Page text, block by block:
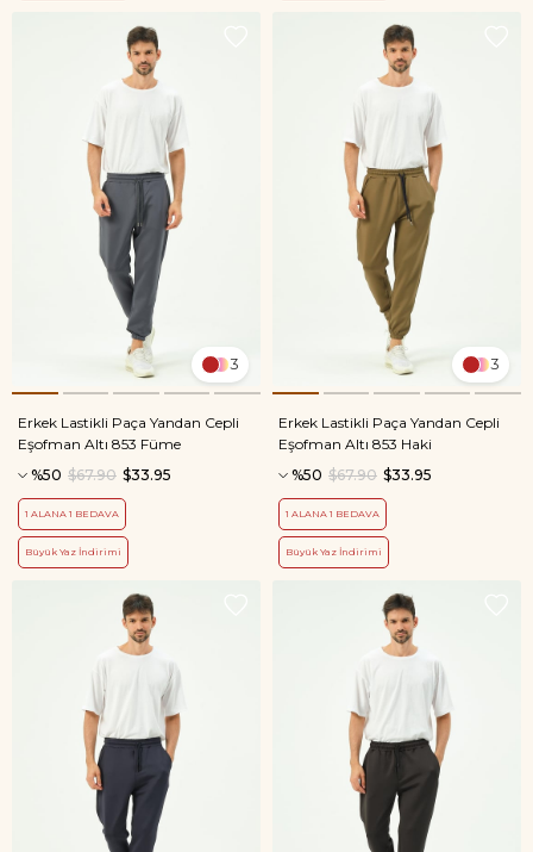
3
Erkek Lastikli Paça Yandan Cepli
Eşofman Altı 853 Füme
%50
$33.95
$67.90
1 ALANA 1 BEDAVA
Büyük Yaz İndirimi
3
Erkek Lastikli Paça Yandan Cepli
Eşofman Altı 853 Haki
%50
$33.95
$67.90
1 ALANA 1 BEDAVA
Büyük Yaz İndirimi